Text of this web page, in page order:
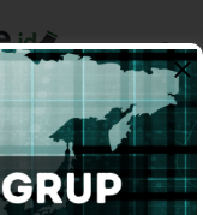
Info Tanah Papua